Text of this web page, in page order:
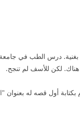
- إسكتلندا، لعائلة ليست
هناك. لكن للأسف لم تنجح.
أول قصه له